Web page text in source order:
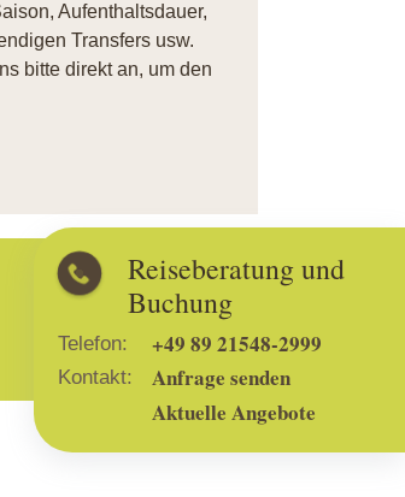
Reiseberatung und
Buchung
Telefon: +49 89 21548-2999
Kontakt:
Anfrage senden
Aktuelle Angebote
Aufenthaltsdauer,
Transfers usw.
bitte direkt an, um den